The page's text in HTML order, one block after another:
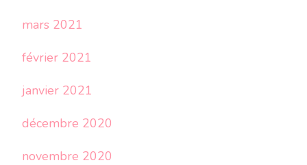
mars 2021
février 2021
janvier 2021
décembre 2020
novembre 2020